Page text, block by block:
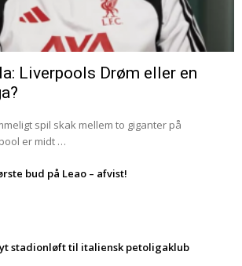
Liverpools Drøm eller en
spil skak mellem to giganter på
er midt …
bud på Leao – afvist!
stadionløft til italiensk petoligaklub